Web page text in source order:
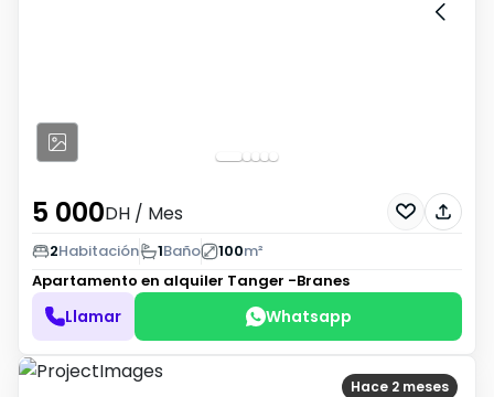
5 000DH / Mes
2Habitación 1Baño 100m²
Apartamento en alquiler Tanger -Branes
Llamar Whatsapp
Hace 2 meses